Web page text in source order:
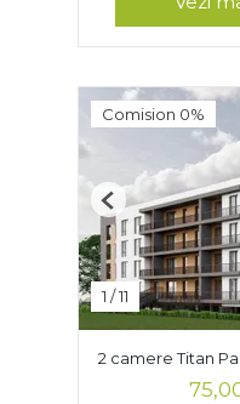
Comision 0%
1 /11
Previous
2 camere Titan